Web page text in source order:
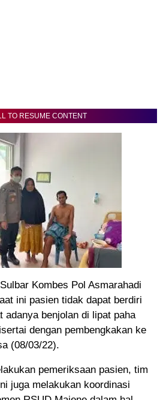
TO RESUME CONTENT
Kombes Pol Asmarahadi
ini pasien tidak dapat berdiri
adanya benjolan di lipat paha
dengan pembengkakan ke
(08/03/22).
pemeriksaan pasien, tim
juga melakukan koordinasi